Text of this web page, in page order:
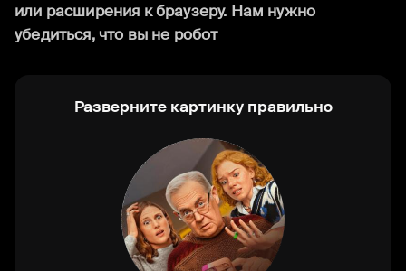
или расширения к браузеру. Нам нужно
убедиться, что вы не робот
Разверните картинку правильно